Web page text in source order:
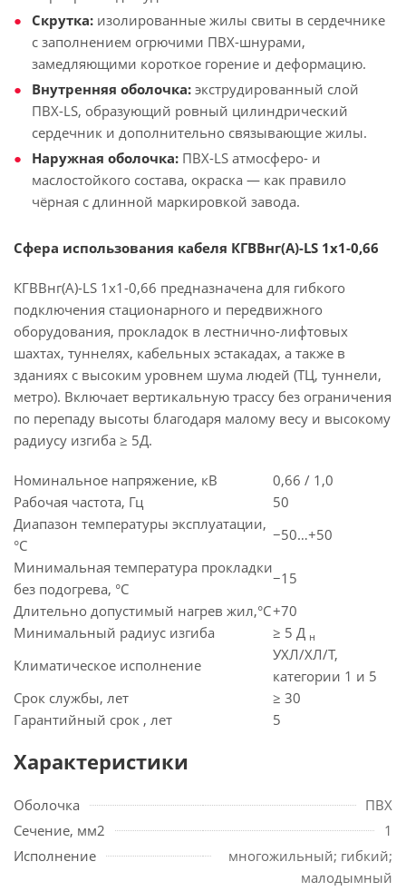
Скрутка: изолированные жилы свиты в сердечнике
с заполнением огрючими ПВХ-шнурами,
замедляющими короткое горение и деформацию.
Внутренняя оболочка: экструдированный слой
ПВХ-LS, образующий ровный цилиндрический
сердечник и дополнительно связывающие жилы.
Наружная оболочка: ПВХ-LS атмосферо- и
маслостойкого состава, окраска — как правило
чёрная с длинной маркировкой завода.
Сфера использования кабеля КГВВнг(А)-LS 1х1-0,66
КГВВнг(А)-LS 1х1-0,66 предназначена для гибкого
подключения стационарного и передвижного
оборудования, прокладок в лестнично-лифтовых
шахтах, туннелях, кабельных эстакадах, а также в
зданиях с высоким уровнем шума людей (ТЦ, туннели,
метро). Включает вертикальную трассу без ограничения
по перепаду высоты благодаря малому весу и высокому
радиусу изгиба ≥ 5Д.
Номинальное напряжение, кВ
0,66 / 1,0
Рабочая частота, Гц
50
Диапазон температуры эксплуатации,
°C
−50…+50
Минимальная температура прокладки
без подогрева, °C
−15
Длительно допустимый нагрев жил,°C+70
Минимальный радиус изгиба
≥ 5 Д н
Климатическое исполнение
УХЛ/ХЛ/Т,
категории 1 и 5
Срок службы, лет
≥ 30
Гарантийный срок , лет
5
Характеристики
Оболочка
ПВХ
Сечение, мм2
1
Исполнение
многожильный; гибкий;
малодымный